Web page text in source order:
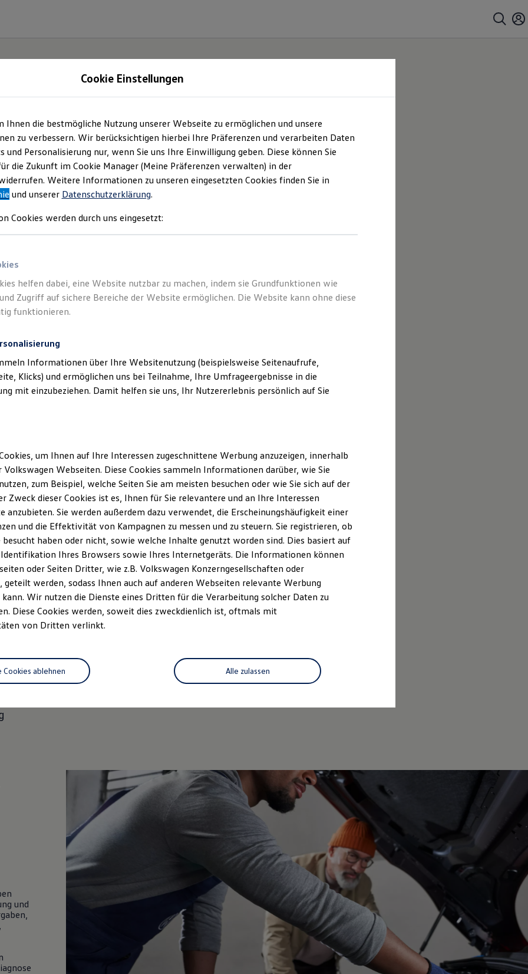
Herrn Axel Mrozek
nordharz.de
unserer Standorte.
OHG
11b
und
Cookie Einstellungen
Ihnen die bestmögliche Nutzung unserer Webseite zu ermöglichen und unsere
zu verbessern. Wir berücksichtigen hierbei Ihre Präferenzen und verarbeiten Daten
Personalisierung nur, wenn Sie uns Ihre Einwilligung geben. Diese können Sie
die Zukunft im Cookie Manager (Meine Präferenzen verwalten) in der
Weitere Informationen zu unseren eingesetzten Cookies finden Sie in
und unserer Datenschutzerklärung.
Cookies werden durch uns eingesetzt:
helfen dabei, eine Website nutzbar zu machen, indem sie Grundfunktionen wie
Zugriff auf sichere Bereiche der Website ermöglichen. Die Website kann ohne diese
funktionieren.
Informationen über Ihre Websitenutzung (beispielsweise Seitenaufrufe,
Klicks) und ermöglichen uns bei Teilnahme, Ihre Umfrageergebnisse in die
mit einzubeziehen. Damit helfen sie uns, Ihr Nutzererlebnis persönlich auf Sie
um Ihnen auf Ihre Interessen zugeschnittene Werbung anzuzeigen, innerhalb
Volkswagen Webseiten. Diese Cookies sammeln Informationen darüber, wie Sie
zum Beispiel, welche Seiten Sie am meisten besuchen oder wie Sie sich auf der
Zweck dieser Cookies ist es, Ihnen für Sie relevantere und an Ihre Interessen
anzubieten. Sie werden außerdem dazu verwendet, die Erscheinungshäufigkeit einer
und die Effektivität von Kampagnen zu messen und zu steuern. Sie registrieren, ob
besucht haben oder nicht, sowie welche Inhalte genutzt worden sind. Dies basiert auf
Ihres Browsers sowie Ihres Internetgeräts. Die Informationen können
oder Seiten Dritter, wie z.B. Volkswagen Konzerngesellschaften oder
geteilt werden, sodass Ihnen auch auf anderen Webseiten relevante Werbung
Wir nutzen die Dienste eines Dritten für die Verarbeitung solcher Daten zu
Diese Cookies werden, soweit dies zweckdienlich ist, oftmals mit
von Dritten verlinkt.
Alle zulassen
Cookies ablehnen